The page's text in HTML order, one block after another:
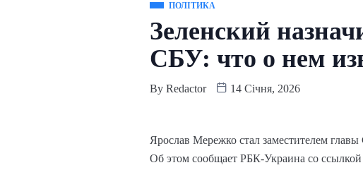
ПОЛІТИКА
Зеленский
СБУ: что о нем
By Redactor 14 Січня, 2026
Ярослав Мережко стал заместителем
Об этом сообщает РБК-Украина со ссылкой